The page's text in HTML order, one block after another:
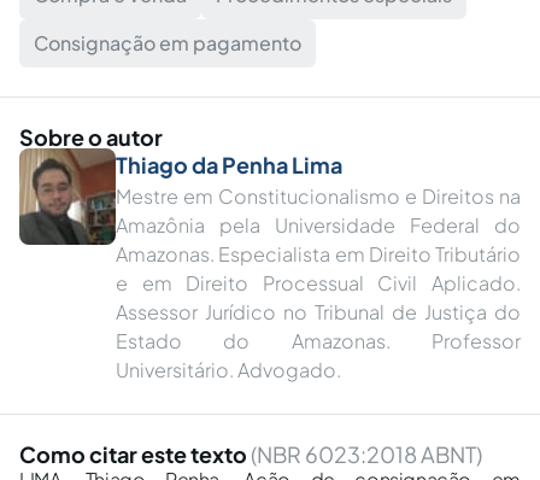
Consignação em pagamento
Sobre o autor
Thiago da Penha Lima
Mestre em Constitucionalismo e Direitos na
Amazônia pela Universidade Federal do
Amazonas. Especialista em Direito Tributário
e em Direito Processual Civil Aplicado.
Assessor Jurídico no Tribunal de Justiça do
Estado do Amazonas. Professor
Universitário. Advogado.
Como citar este texto (NBR 6023:2018 ABNT)